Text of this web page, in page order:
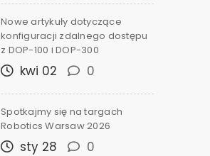
Nowe artykuły dotyczące
konfiguracji zdalnego dostępu
z DOP-100 i DOP-300
kwi 02 0
Spotkajmy się na targach
Robotics Warsaw 2026
sty 28 0